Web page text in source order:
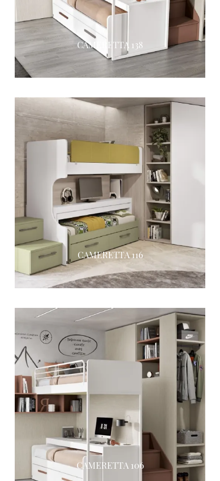
CAMERETTA 138
CAMERETTA 116
CAMERETTA 106